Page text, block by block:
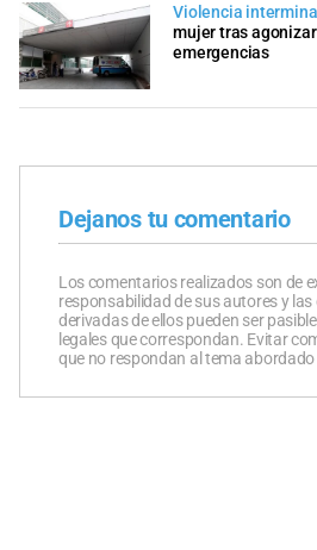
Violencia
mujer tras
emergencias
Dejanos tu comentario
Los comentarios realizados son de
responsabilidad de sus autores y
derivadas de ellos pueden ser
legales que correspondan. Evitar
que no respondan al tema